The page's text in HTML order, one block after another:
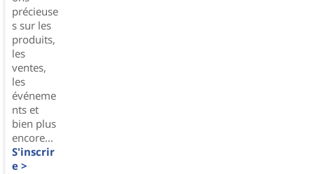
précieuse
s sur les
produits,
les
ventes,
les
événeme
nts et
bien plus
encore...
S'inscrir
e >